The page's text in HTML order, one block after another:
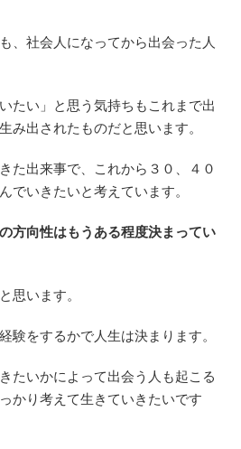
、社会人になってから出会った人
たい」と思う気持ちもこれまで出
み出されたものだと思います。
た出来事で、これから３０、４０
でいきたいと考えています。
方向性はもうある程度決まってい
思います。
験をするかで人生は決まります。
たいかによって出会う人も起こる
かり考えて生きていきたいです